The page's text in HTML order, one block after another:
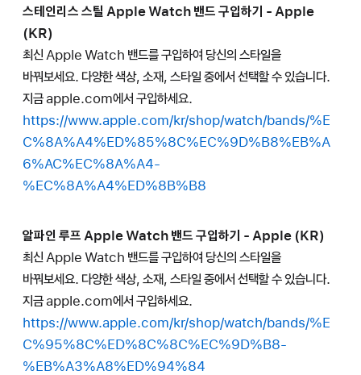
스테인리스 스틸 Apple Watch 밴드 구입하기 - Apple
(KR)
최신 Apple Watch 밴드를 구입하여 당신의 스타일을
바꿔보세요. 다양한 색상, 소재, 스타일 중에서 선택할 수 있습니다.
지금 apple.com에서 구입하세요.
https://www.apple.com/kr/shop/watch/bands/%E
C%8A%A4%ED%85%8C%EC%9D%B8%EB%A
6%AC%EC%8A%A4-
%EC%8A%A4%ED%8B%B8
알파인 루프 Apple Watch 밴드 구입하기 - Apple (KR)
최신 Apple Watch 밴드를 구입하여 당신의 스타일을
바꿔보세요. 다양한 색상, 소재, 스타일 중에서 선택할 수 있습니다.
지금 apple.com에서 구입하세요.
https://www.apple.com/kr/shop/watch/bands/%E
C%95%8C%ED%8C%8C%EC%9D%B8-
%EB%A3%A8%ED%94%84